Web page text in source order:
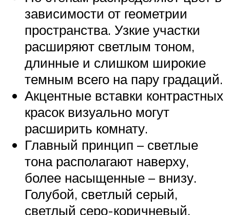
зависимости от геометрии
пространства. Узкие участки
расширяют светлым тоном,
длинные и слишком широкие
темным всего на пару градаций.
Акцентные вставки контрастных
красок визуально могут
расширить комнату.
Главный принцип – светлые
тона располагают наверху,
более насыщенные – внизу.
Голубой, светлый серый,
светлый серо-коричневый,